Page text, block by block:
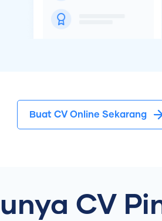
Buat CV Online Sekarang
CV